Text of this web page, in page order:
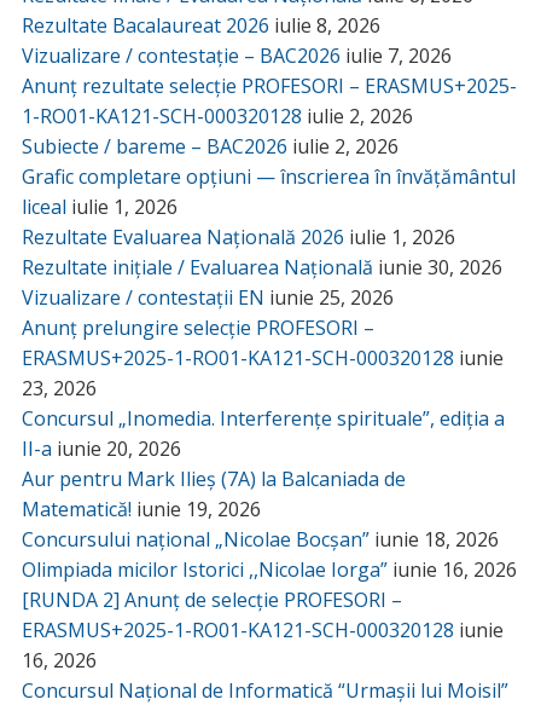
Rezultate Bacalaureat 2026 iulie 8, 2026
Vizualizare / contestație – BAC2026 iulie 7, 2026
Anunț rezultate selecție PROFESORI – ERASMUS+2025-
1-RO01-KA121-SCH-000320128 iulie 2, 2026
Subiecte / bareme – BAC2026 iulie 2, 2026
Grafic completare opțiuni — înscrierea în învățământul
liceal iulie 1, 2026
Rezultate Evaluarea Națională 2026 iulie 1, 2026
Rezultate inițiale / Evaluarea Națională iunie 30, 2026
Vizualizare / contestații EN iunie 25, 2026
Anunț prelungire selecție PROFESORI –
ERASMUS+2025-1-RO01-KA121-SCH-000320128 iunie
23, 2026
Concursul „Inomedia. Interferențe spirituale”, ediția a
II-a iunie 20, 2026
Aur pentru Mark Ilieș (7A) la Balcaniada de
Matematică! iunie 19, 2026
Concursului național „Nicolae Bocșan” iunie 18, 2026
Olimpiada micilor Istorici ,,Nicolae Iorga” iunie 16, 2026
[RUNDA 2] Anunț de selecție PROFESORI –
ERASMUS+2025-1-RO01-KA121-SCH-000320128 iunie
16, 2026
Concursul Național de Informatică “Urmașii lui Moisil”